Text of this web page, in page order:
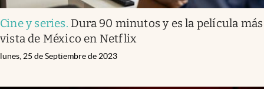
Cine y series. Dura 90 minutos y es la película más
vista de México en Netflix
lunes, 25 de Septiembre de 2023